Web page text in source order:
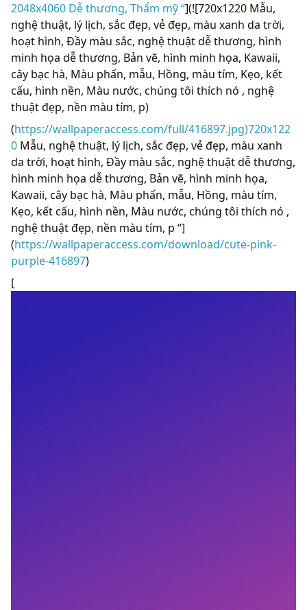
2048x4060 Dễ thương, Thẩm mỹ “](![720x1220 Mẫu,
nghệ thuật, lý lịch, sắc đẹp, vẻ đẹp, màu xanh da trời,
hoạt hình, Đầy màu sắc, nghệ thuật dễ thương, hình
minh họa dễ thương, Bản vẽ, hình minh họa, Kawaii,
cây bạc hà, Màu phấn, mẫu, Hồng, màu tím, Kẹo, kết
cấu, hình nền, Màu nước, chúng tôi thích nó , nghệ
thuật đẹp, nền màu tím, p)
(https://wallpaperaccess.com/full/416897.jpg)720x122
0 Mẫu, nghệ thuật, lý lịch, sắc đẹp, vẻ đẹp, màu xanh
da trời, hoạt hình, Đầy màu sắc, nghệ thuật dễ thương,
hình minh họa dễ thương, Bản vẽ, hình minh họa,
Kawaii, cây bạc hà, Màu phấn, mẫu, Hồng, màu tím,
Kẹo, kết cấu, hình nền, Màu nước, chúng tôi thích nó ,
nghệ thuật đẹp, nền màu tím, p “]
(https://wallpaperaccess.com/download/cute-pink-
purple-416897)
[